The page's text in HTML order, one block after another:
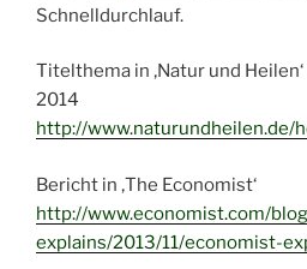
Schnelldurchlauf.
Titelthema in ‚Natur und
2014
http://www.naturundheilen.de/
Bericht in ‚The Economist‘
http://www.economist.com/
explains/2013/11/economist-